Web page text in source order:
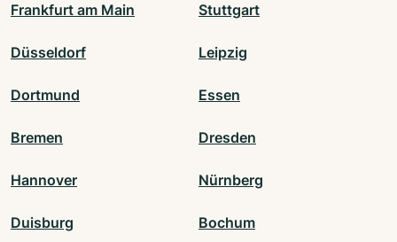
Frankfurt am Main Stuttgart
Düsseldorf Leipzig
Dortmund Essen
Bremen Dresden
Hannover Nürnberg
Duisburg Bochum